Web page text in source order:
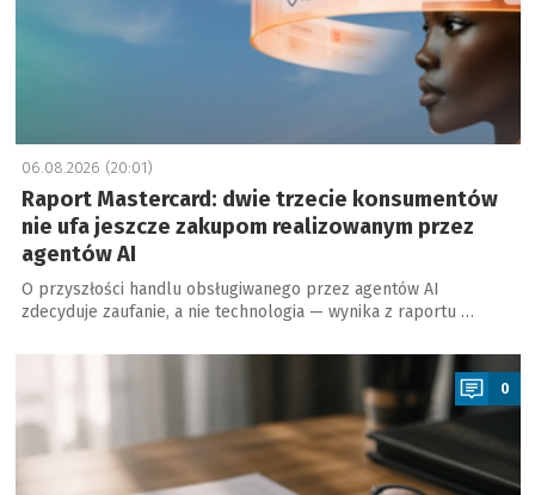
06.08.2026 (20:01)
Raport Mastercard: dwie trzecie konsumentów
nie ufa jeszcze zakupom realizowanym przez
agentów AI
O przyszłości handlu obsługiwanego przez agentów AI
zdecyduje zaufanie, a nie technologia — wynika z raportu …
a
0